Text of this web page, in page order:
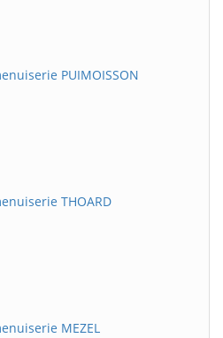
PUIMOISSON
THOARD
MEZEL